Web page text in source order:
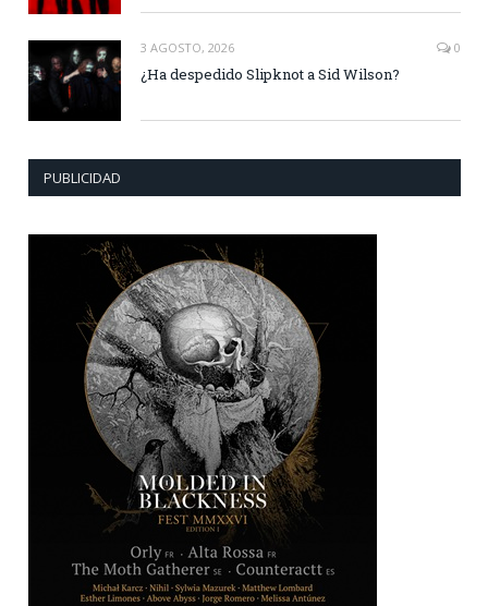
3 AGOSTO, 2026 0
¿Ha despedido Slipknot a Sid Wilson?
PUBLICIDAD